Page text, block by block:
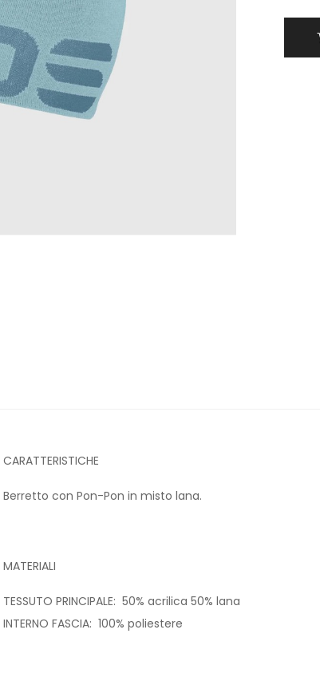
CARATTERISTICHE
Berretto con Pon-Pon in misto lana.
MATERIALI
TESSUTO PRINCIPALE: 50% acrilica 50% lana
INTERNO FASCIA: 100% poliestere